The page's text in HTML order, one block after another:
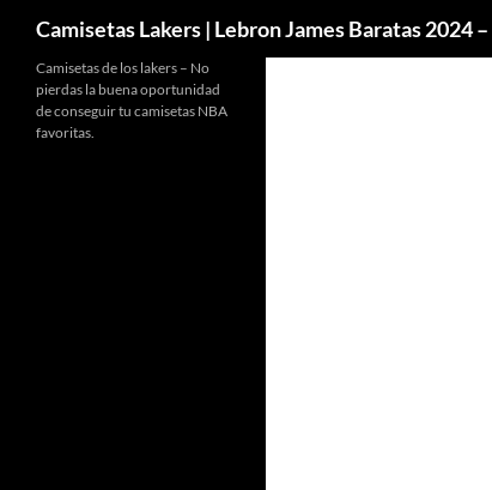
Camisetas Lakers | Lebron James Baratas 2024
Camisetas de los lakers – No
pierdas la buena oportunidad
de conseguir tu camisetas NBA
favoritas.